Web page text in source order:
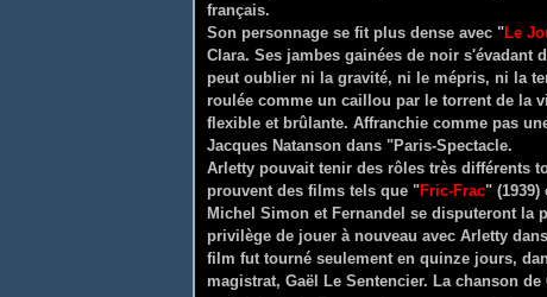
français.
Son personnage se fit plus dense avec "Le
Clara. Ses jambes gainées de noir
peut oublier ni la gravité, ni le mépris, ni la
roulée comme un caillou par le torrent de la
flexible et brûlante. Affranchie comme pas
Jacques Natanson dans "Paris-Spectacle.
Arletty pouvait tenir des rôles très différents
prouvent des films tels que "Fric-Frac"
Michel Simon et Fernandel se disputeront la
privilège de jouer à nouveau avec Arletty
film fut tourné seulement en quinze jours,
magistrat, Gaël Le Sentencier. La chanson